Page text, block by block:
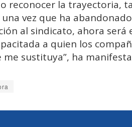
reconocer la trayectoria,
vez que ha
al sindicato, ahora
a quien los
sustituya”, ha